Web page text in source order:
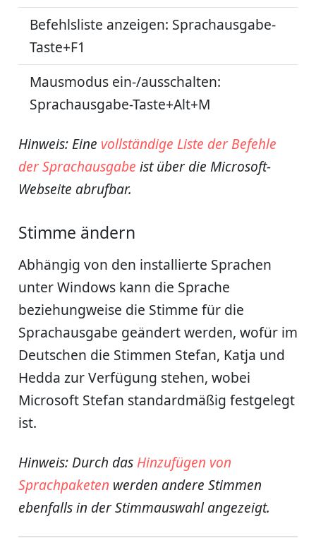
Befehlsliste anzeigen: Sprachausgabe-
Taste+F1
Mausmodus ein-/ausschalten:
Sprachausgabe-Taste+Alt+M
Hinweis: Eine vollständige Liste der Befehle
der Sprachausgabe ist über die Microsoft-
Webseite abrufbar.
Stimme ändern
Abhängig von den installierte Sprachen
unter Windows kann die Sprache
beziehungweise die Stimme für die
Sprachausgabe geändert werden, wofür im
Deutschen die Stimmen Stefan, Katja und
Hedda zur Verfügung stehen, wobei
Microsoft Stefan standardmäßig festgelegt
ist.
Hinweis: Durch das Hinzufügen von
Sprachpaketen werden andere Stimmen
ebenfalls in der Stimmauswahl angezeigt.